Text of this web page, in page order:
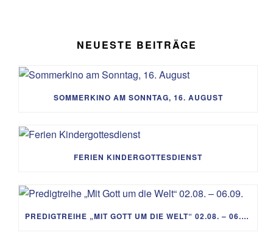
NEUESTE BEITRÄGE
SOMMERKINO AM SONNTAG, 16. AUGUST
FERIEN KINDERGOTTESDIENST
PREDIGTREIHE „MIT GOTT UM DIE WELT“ 02.08. – 06.09.